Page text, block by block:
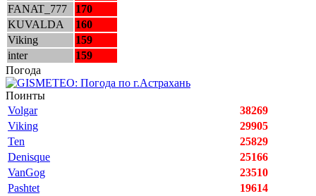
FANAT_777
170
KUVALDA
160
Viking
159
inter
159
Погода
Поинты
Volgar
38269
Viking
29905
Ten
25829
Denisque
25166
VanGog
23510
Pashtet
19614